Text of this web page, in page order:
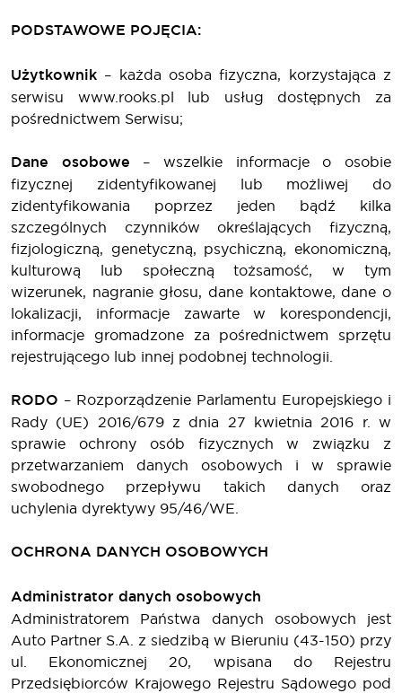
PODSTAWOWE POJĘCIA:
Użytkownik – każda osoba fizyczna, korzystająca z
serwisu www.rooks.pl lub usług dostępnych za
pośrednictwem Serwisu;
Dane osobowe – wszelkie informacje o osobie
fizycznej zidentyfikowanej lub możliwej do
zidentyfikowania poprzez jeden bądź kilka
szczególnych czynników określających fizyczną,
fizjologiczną, genetyczną, psychiczną, ekonomiczną,
kulturową lub społeczną tożsamość, w tym
wizerunek, nagranie głosu, dane kontaktowe, dane o
lokalizacji, informacje zawarte w korespondencji,
informacje gromadzone za pośrednictwem sprzętu
rejestrującego lub innej podobnej technologii.
RODO – Rozporządzenie Parlamentu Europejskiego i
Rady (UE) 2016/679 z dnia 27 kwietnia 2016 r. w
sprawie ochrony osób fizycznych w związku z
przetwarzaniem danych osobowych i w sprawie
swobodnego przepływu takich danych oraz
uchylenia dyrektywy 95/46/WE.
OCHRONA DANYCH OSOBOWYCH
Administrator danych osobowych
Administratorem Państwa danych osobowych jest
Auto Partner S.A. z siedzibą w Bieruniu (43-150) przy
ul. Ekonomicznej 20, wpisana do Rejestru
Przedsiębiorców Krajowego Rejestru Sądowego pod